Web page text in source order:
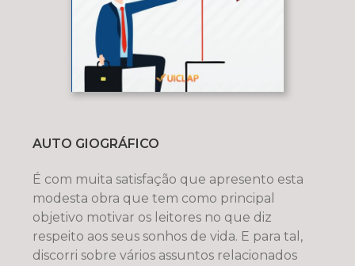
AUTO GIOGRÁFICO
É com muita satisfação que apresento esta
modesta obra que tem como principal
objetivo motivar os leitores no que diz
respeito aos seus sonhos de vida. E para tal,
discorri sobre vários assuntos relacionados